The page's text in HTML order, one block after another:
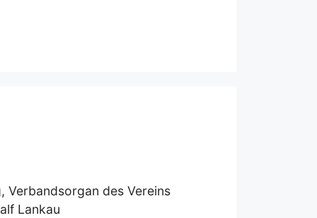
Verbandsorgan des Vereins
Lankau